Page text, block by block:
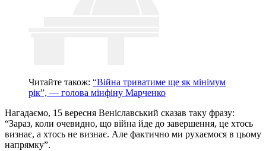
Читайте також: “Війна триватиме ще як мінімум
рік”, — голова мінфіну Марченко
Нагадаємо, 15 вересня Веніславський сказав таку фразу:
“Зараз, коли очевидно, що війна йде до завершення, це хтось
визнає, а хтось не визнає. Але фактично ми рухаємося в цьому
напрямку”.